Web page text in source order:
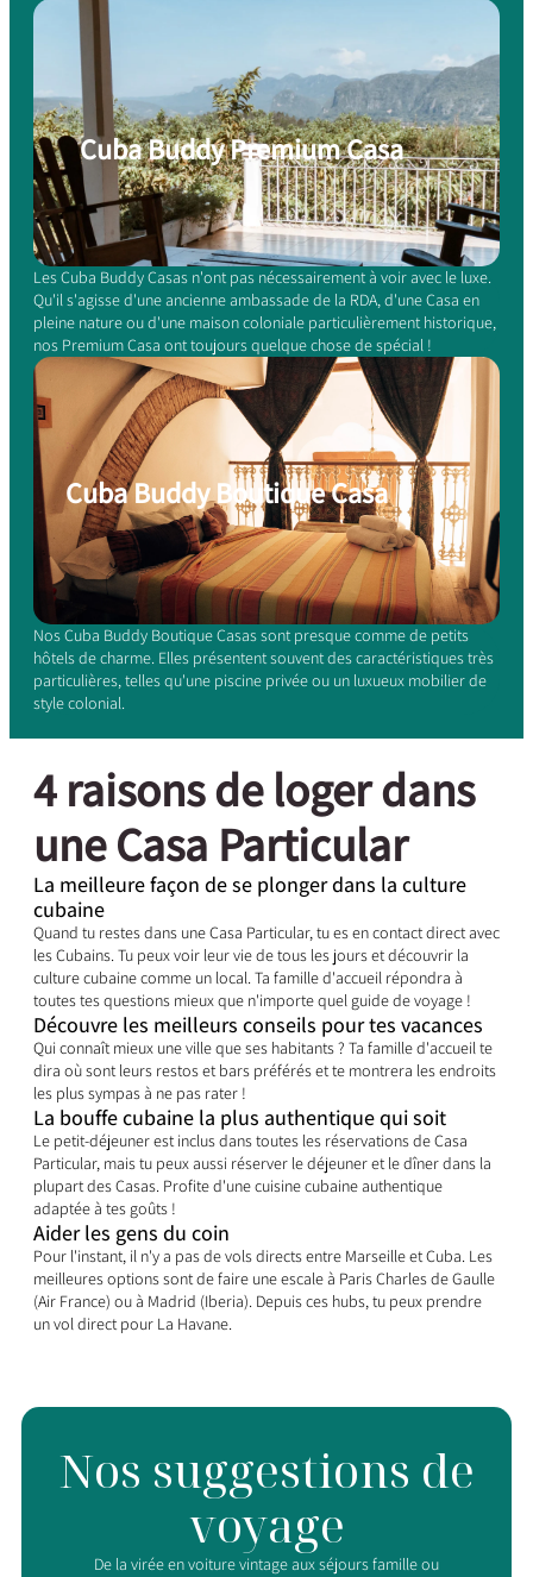
Cuba Buddy Premium Casa
Les Cuba Buddy Casas n'ont pas nécessairement à voir avec le luxe.
Qu'il s'agisse d'une ancienne ambassade de la RDA, d'une Casa en
pleine nature ou d'une maison coloniale particulièrement historique,
nos Premium Casa ont toujours quelque chose de spécial !
Cuba Buddy Boutique Casa
Nos Cuba Buddy Boutique Casas sont presque comme de petits
hôtels de charme. Elles présentent souvent des caractéristiques très
particulières, telles qu'une piscine privée ou un luxueux mobilier de
style colonial.
4 raisons de loger dans
une Casa Particular
La meilleure façon de se plonger dans la culture
cubaine
Quand tu restes dans une Casa Particular, tu es en contact direct avec
les Cubains. Tu peux voir leur vie de tous les jours et découvrir la
culture cubaine comme un local. Ta famille d'accueil répondra à
toutes tes questions mieux que n'importe quel guide de voyage !
Découvre les meilleurs conseils pour tes vacances
Qui connaît mieux une ville que ses habitants ? Ta famille d'accueil te
dira où sont leurs restos et bars préférés et te montrera les endroits
les plus sympas à ne pas rater !
La bouffe cubaine la plus authentique qui soit
Le petit-déjeuner est inclus dans toutes les réservations de Casa
Particular, mais tu peux aussi réserver le déjeuner et le dîner dans la
plupart des Casas. Profite d'une cuisine cubaine authentique
adaptée à tes goûts !
Aider les gens du coin
Pour l'instant, il n'y a pas de vols directs entre Marseille et Cuba. Les
meilleures options sont de faire une escale à Paris Charles de Gaulle
(Air France) ou à Madrid (Iberia). Depuis ces hubs, tu peux prendre
un vol direct pour La Havane.
Nos suggestions de
voyage
De la virée en voiture vintage aux séjours famille ou